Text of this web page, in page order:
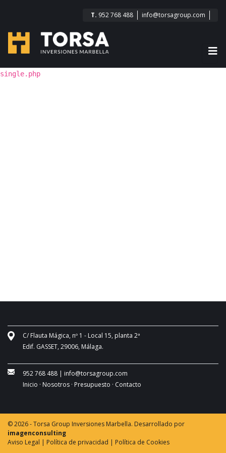
T. 952 768 488 info@torsagroup.com
single.php
C/ Flauta Mágica, nº 1 - Local 15, planta 2ª
Edif. GASSET, 29006, Málaga.
952 768 488 | info@torsagroup.com
Inicio · Nosotros · Presupuesto · Contacto
© 2026 - Torsa Group Inversiones Marbella. Desarrollado por
imagenconsulting
Aviso Legal | Política de privacidad | Política de Cookies